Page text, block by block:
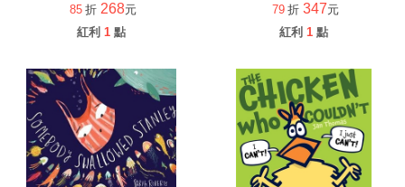
85 折 268元
紅利 1 點
79 折 347元
紅利 1 點